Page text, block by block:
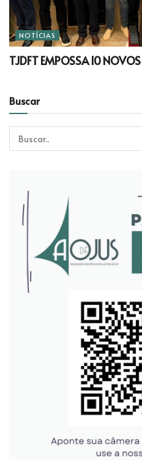
NOTÍCIAS
TJDFT EMPOSSA 10
Buscar